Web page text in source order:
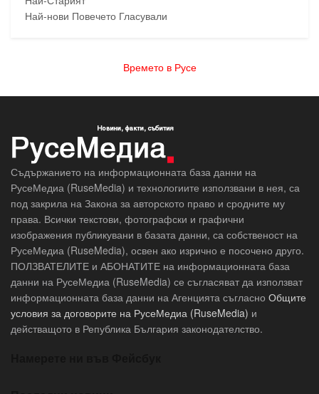
Най-нови Повечето Гласували
Времето в Русе
Съдържанието на информационната база данни на
РусеМедиа (RuseMedia) и технологиите използвани в нея, са
под закрила на Закона за авторското право и сродните му
права. Всички текстови, фотографски и графични
изображения публикувани в базата данни, са собственост на
РусеМедиа (RuseMedia), освен ако изрично е посочено друго.
ПОЛЗВАТЕЛИТЕ и АБОНАТИТЕ на информационната база
данни на РусеМедиа (RuseMedia) се съгласяват да използват
информационната база данни на Агенцията съгласно Общите
условия за договорите на РусеМедиа (RuseMedia) и
действащото в Република България законодателство.